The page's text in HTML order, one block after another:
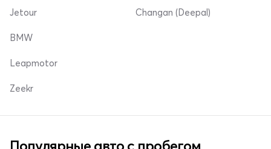
Jetour Changan (Deepal)
BMW
Leapmotor
Zeekr